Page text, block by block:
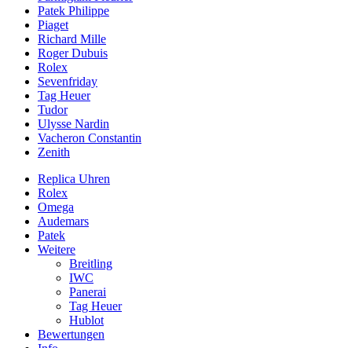
Patek Philippe
Piaget
Richard Mille
Roger Dubuis
Rolex
Sevenfriday
Tag Heuer
Tudor
Ulysse Nardin
Vacheron Constantin
Zenith
Replica Uhren
Rolex
Omega
Audemars
Patek
Weitere
Breitling
IWC
Panerai
Tag Heuer
Hublot
Bewertungen